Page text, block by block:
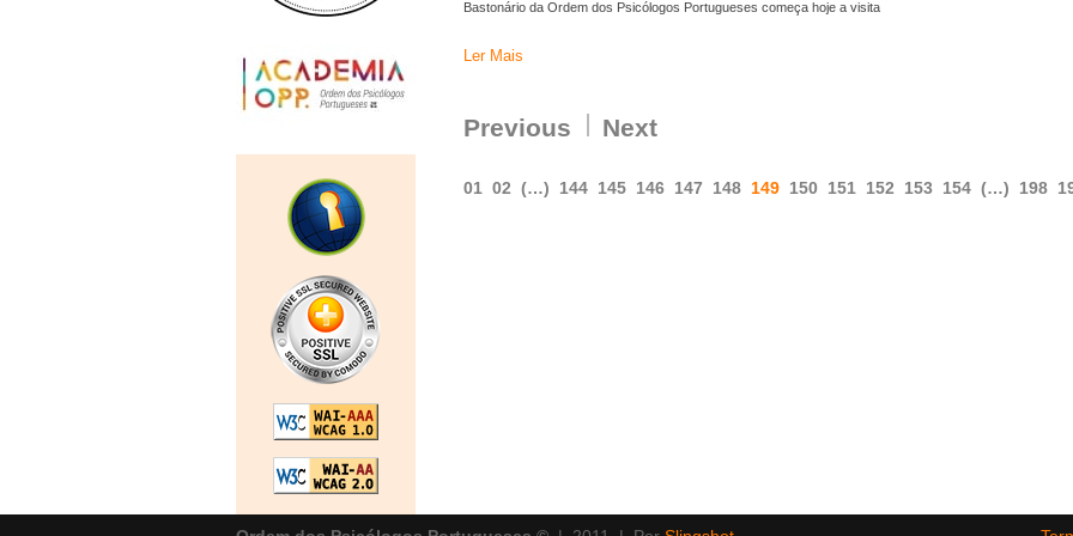
Bastonário da Ordem dos Psicólogos Portugueses começa hoje a visita
Ler Mais
Previous Next
01 02 (…) 144 145 146 147 148 149 150 151 152 153 154 (…) 198